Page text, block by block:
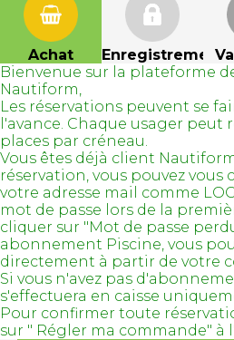
Achat Enregistrement
Bienvenue sur la plateforme
Nautiform,
Les réservations peuvent se
l'avance. Chaque usager peut
places par créneau.
Vous êtes déjà client
réservation, vous pouvez
votre adresse mail comme
mot de passe lors de la
cliquer sur "Mot de passe
abonnement Piscine, vous
directement à partir de votre
Si vous n'avez pas
s'effectuera en caisse
Pour confirmer toute
sur " Régler ma commande" à